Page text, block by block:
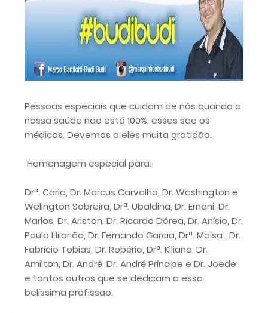
Pessoas especiais que cuidam de nós quando a
nossa saúde não está 100%, esses são os
médicos. Devemos a eles muita gratidão.
Homenagem especial para:
Drª. Carla, Dr. Marcus Carvalho, Dr. Washington e
Welington Sobreira, Drª. Ubaldina, Dr. Ernani, Dr.
Marlos, Dr. Ariston, Dr. Ricardo Dórea, Dr. Anísio, Dr.
Paulo Hilarião, Dr. Fernando Garcia, Drª. Maísa , Dr.
Fabrício Tobias, Dr. Robério, Drª. Kiliana, Dr.
Amilton, Dr. André, Dr. André Príncipe e Dr. Joede
e tantos outros que se dedicam a essa
belíssima profissão.